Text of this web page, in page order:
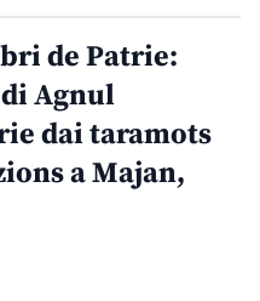
de Patrie:
Agnul
dai taramots
a Majan,